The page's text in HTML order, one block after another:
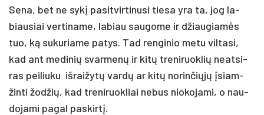
Se­na, bet ne sykį pa­si­tvir­ti­nu­si tie­sa yra ta, jog la­
biau­siai ver­ti­na­me, la­biau sau­go­me ir džiau­giamės
tuo, ką su­ku­ria­me pa­tys. Tad ren­gi­nio me­tu vil­ta­si,
kad ant me­di­nių svar­menų ir kitų tre­ni­ruok­lių neat­si­
ras pei­liu­ku iš­rai­žytų vardų ar kitų no­rin­čiųjų įsiam­
žin­ti žod­žių, kad tre­ni­ruok­liai ne­bus nio­ko­ja­mi, o nau­
do­ja­mi pa­gal pa­skirtį.